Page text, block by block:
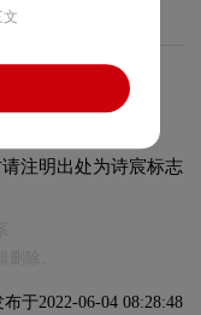
注明出处为诗宸标志
布于2022-06-04 08:28:48